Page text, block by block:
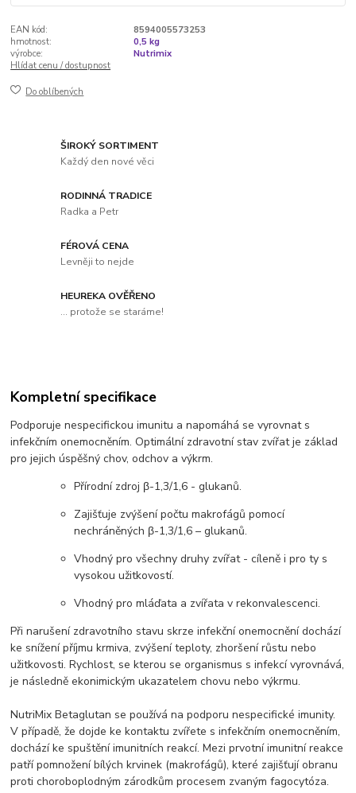
EAN kód:
8594005573253
hmotnost:
0,5 kg
výrobce:
Nutrimix
Hlídat cenu / dostupnost
Do oblíbených
ŠIROKÝ SORTIMENT
Každý den nové věci
RODINNÁ TRADICE
Radka a Petr
FÉROVÁ CENA
Levněji to nejde
HEUREKA OVĚŘENO
... protože se staráme!
Kompletní specifikace
Podporuje nespecifickou imunitu a napomáhá se vyrovnat s
infekčním onemocněním. Optimální zdravotní stav zvířat je základ
pro jejich úspěšný chov, odchov a výkrm.
Přírodní zdroj β-1,3/1,6 - glukanů.
Zajišťuje zvýšení počtu makrofágů pomocí
nechráněných β-1,3/1,6 – glukanů.
Vhodný pro všechny druhy zvířat - cíleně i pro ty s
vysokou užitkovostí.
Vhodný pro mláďata a zvířata v rekonvalescenci.
Při narušení zdravotního stavu skrze infekční onemocnění dochází
ke snížení příjmu krmiva, zvýšení teploty, zhoršení růstu nebo
užitkovosti. Rychlost, se kterou se organismus s infekcí vyrovnává,
je následně ekonimickým ukazatelem chovu nebo výkrmu.
NutriMix Betaglutan se používá na podporu nespecifické imunity.
V případě, že dojde ke kontaktu zvířete s infekčním onemocněním,
dochází ke spuštění imunitních reakcí. Mezi prvotní imunitní reakce
patří pomnožení bílých krvinek (makrofágů), které zajišťují obranu
proti choroboplodným zárodkům procesem zvaným fagocytóza.